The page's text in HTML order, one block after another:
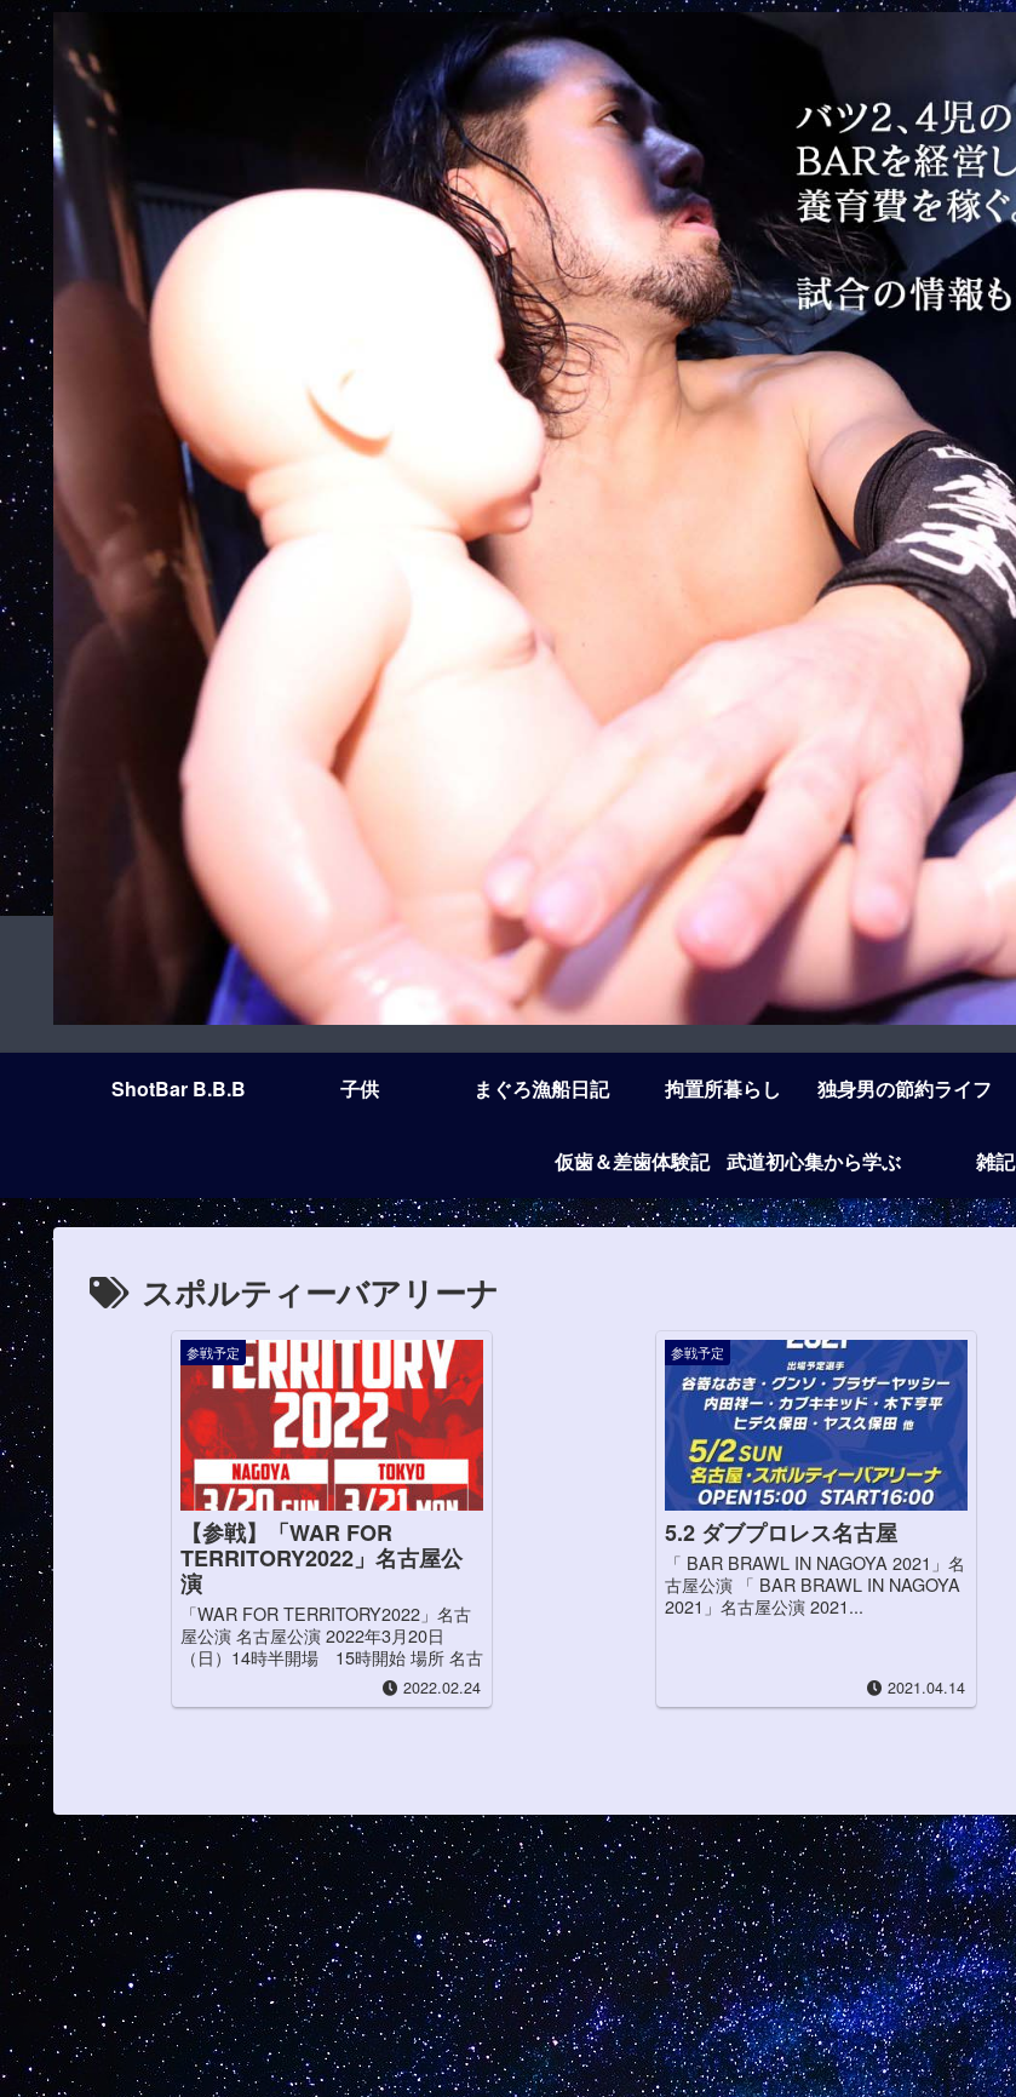
ShotBar B.B.B 子供 まぐろ漁船日記 拘置所暮らし 独身男の節約ライフ
仮歯＆差歯体験記 武道初心集から学ぶ 雑記
スポルティーバアリーナ
参戦予定
【参戦】「WAR FOR
TERRITORY2022」名古屋公
演
「WAR FOR TERRITORY2022」名古
屋公演 名古屋公演 2022年3月20日
（日）14時半開場 15時開始 場所 名古
屋・スポルティーバアリーナTEL 052-
332-6866 FAX 052-332...
2022.02.24
参戦予定
5.2 ダブプロレス名古屋
「 BAR BRAWL IN NAGOYA 2021」名
古屋公演 「 BAR BRAWL IN NAGOYA
2021」名古屋公演 2021...
2021.04.14